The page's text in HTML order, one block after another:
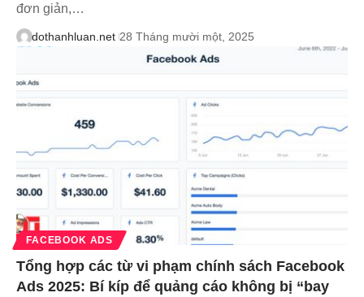
đơn giản,…
dothanhluan.net 28 Tháng mười một, 2025
FACEBOOK ADS
Tổng hợp các từ vi phạm chính sách Facebook
Ads 2025: Bí kíp để quảng cáo không bị “bay